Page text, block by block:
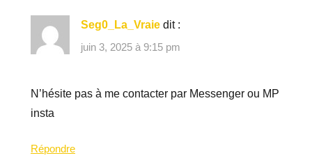
Seg0_La_Vraie dit :
juin 3, 2025 à 9:15 pm
N’hésite pas à me contacter par Messenger ou MP
insta
Répondre